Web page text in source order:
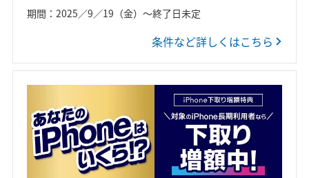
期間：2025／9／19（金）～終了日未定
条件など詳しくはこちら